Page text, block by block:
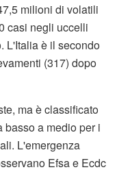
milioni di volatili
casi negli uccelli
L'Italia è il secondo
(317) dopo
ma è classificato
a medio per i
L'emergenza
Efsa e Ecdc